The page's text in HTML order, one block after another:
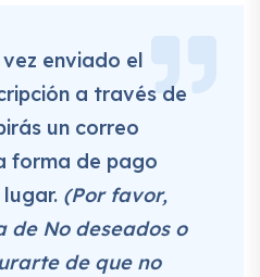
vez enviado el
a través de
un correo
forma de pago
(Por favor,
de No deseados o
de que no